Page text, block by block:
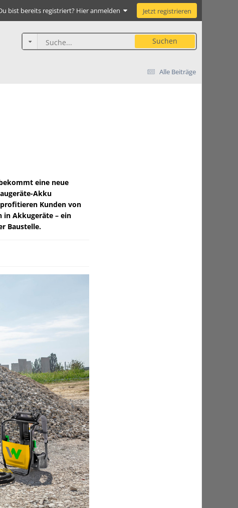
bist bereits registriert? Hier anmelden Jetzt registrieren
Suchen
Alle Beiträge
eine neue
Akku
Kunden von
in Akkugeräte – ein
Baustelle.